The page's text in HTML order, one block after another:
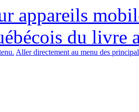
appareils
du livre
Aller directement au menu des